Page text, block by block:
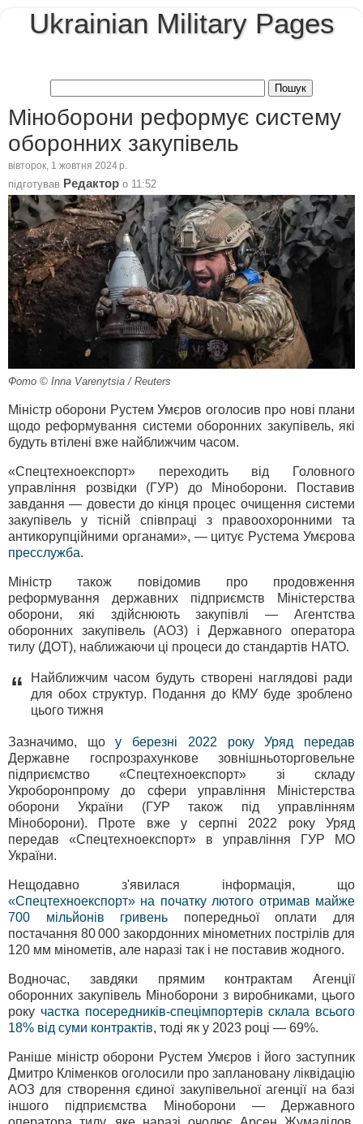
Ukrainian Military Pages
Міноборони реформує систему
оборонних закупівель
вівторок, 1 жовтня 2024 р.
підготував Редактор о 11:52
Фото © Inna Varenytsia / Reuters
Міністр оборони Рустем Умєров оголосив про нові плани
щодо реформування системи оборонних закупівель, які
будуть втілені вже найближчим часом.
«Спецтехноекспорт» переходить від Головного
управління розвідки (ГУР) до Міноборони. Поставив
завдання — довести до кінця процес очищення системи
закупівель у тісній співпраці з правоохоронними та
антикорупційними органами», — цитує Рустема Умєрова
пресслужба.
Міністр також повідомив про продовження
реформування державних підприємств Міністерства
оборони, які здійснюють закупівлі — Агентства
оборонних закупівель (АОЗ) і Державного оператора
тилу (ДОТ), наближаючи ці процеси до стандартів НАТО.
“
Найближчим часом будуть створені наглядові ради
для обох структур. Подання до КМУ буде зроблено
цього тижня
Зазначимо, щоу березні 2022 року Уряд передав
Державне госпрозрахункове зовнішньоторговельне
підприємство «Спецтехноекспорт» зі складу
Укроборонпрому до сфери управління Міністерства
оборони України (ГУР також під управлінням
Міноборони). Проте вже у серпні 2022 року Уряд
передав «Спецтехноекспорт» в управління ГУР МО
України.
Нещодавно з'явилася інформація, що
«Спецтехноекспорт» на початку лютого отримав майже
700 мільйонів гривень попередньої оплати для
постачання 80 000 закордонних мінометних пострілів для
120 мм мінометів, але наразі так і не поставив жодного.
Водночас, завдяки прямим контрактам Агенції
оборонних закупівель Міноборони з виробниками, цього
року частка посередників-спецімпортерів склала всього
18% від суми контрактів, тоді як у 2023 році — 69%.
Раніше міністр оборони Рустем Умєров і його заступник
Дмитро Кліменков оголосили про заплановану ліквідацію
АОЗ для створення єдиної закупівельної агенції на базі
іншого підприємства Міноборони — Державного